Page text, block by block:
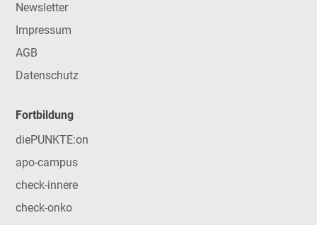
Newsletter
Impressum
AGB
Datenschutz
Fortbildung
diePUNKTE:on
apo-campus
check-innere
check-onko